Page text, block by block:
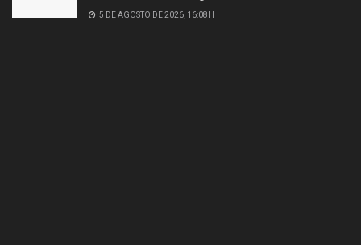
5 DE AGOSTO DE 2026, 16:08H